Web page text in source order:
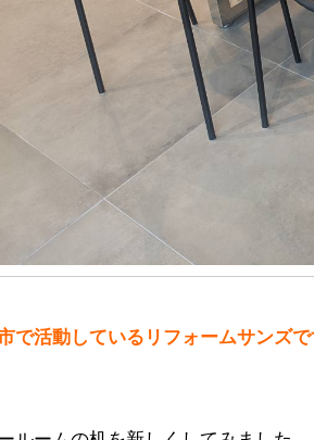
で活動しているリフォームサンズ